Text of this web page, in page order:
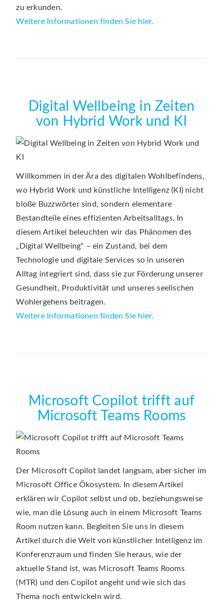
zu erkunden.
Weitere Informationen finden Sie hier.
Digital Wellbeing in Zeiten
von Hybrid Work und KI
Willkommen in der Ära des digitalen Wohlbefindens,
wo Hybrid Work und künstliche Intelligenz (KI) nicht
bloße Buzzwörter sind, sondern elementare
Bestandteile eines effizienten Arbeitsalltags. In
diesem Artikel beleuchten wir das Phänomen des
„Digital Wellbeing“ – ein Zustand, bei dem
Technologie und digitale Services so in unseren
Alltag integriert sind, dass sie zur Förderung unserer
Gesundheit, Produktivität und unseres seelischen
Wohlergehens beitragen.
Weitere Informationen finden Sie hier.
Microsoft Copilot trifft auf
Microsoft Teams Rooms
Der Microsoft Copilot landet langsam, aber sicher im
Microsoft Office Ökosystem. In diesem Artikel
erklären wir Copilot selbst und ob, beziehungsweise
wie, man die Lösung auch in einem Microsoft Teams
Room nutzen kann. Begleiten Sie uns in diesem
Artikel durch die Welt von künstlicher Intelligenz im
Konferenzraum und finden Sie heraus, wie der
aktuelle Stand ist, was Microsoft Teams Rooms
(MTR) und den Copilot angeht und wie sich das
Thema noch entwickeln wird.